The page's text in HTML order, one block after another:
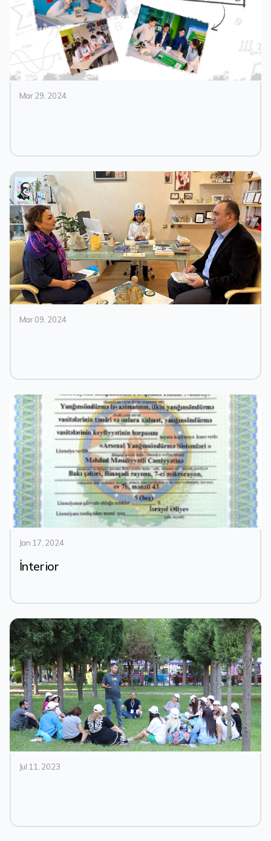
Mar 29, 2024
Mar 09, 2024
Jan 17, 2024
İnterior
Jul 11, 2023